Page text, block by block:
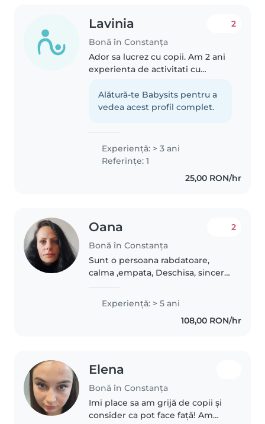
Lavinia
Bonă în Constanța
2
Ador sa lucrez cu copii. Am 2 ani
experienta de activitati cu
parte dintr-un ONG numit AGLT
unde fac pedagogie ludică cu
Alătură-te Babysits pentru a
vedea acest profil complet.
Experienţă: > 3 ani
Referințe: 1
25,00 RON/hr
Oana
Bonă în Constanța
2
Sunt o persoana rabdatoare,
calma ,empata, Deschisa, sincera
place muzica, dansul și sa petrec
timp cu copii. Poti conta pe
abilitatile mele de terapeut..
Experienţă: > 5 ani
108,00 RON/hr
Elena
Bonă în Constanța
Imi place sa am grijă de copii și
consider ca pot face față! Am